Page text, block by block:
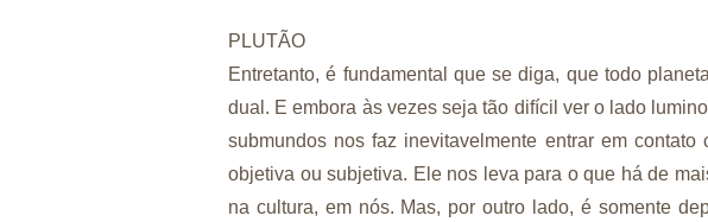
PLUTÃO
Entretanto, é fundamental que se diga, que todo
dual. E embora às vezes seja tão difícil ver o lado
submundos nos faz inevitavelmente entrar em
objetiva ou subjetiva. Ele nos leva para o que há de
na cultura, em nós. Mas, por outro lado, é somente